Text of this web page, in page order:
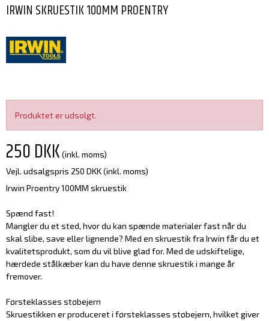
IRWIN SKRUESTIK 100MM PROENTRY
Produktet er udsolgt.
250 DKK (inkl. moms)
Vejl. udsalgspris 250 DKK(inkl. moms)
Irwin Proentry 100MM skruestik
Spænd fast!
Mangler du et sted, hvor du kan spænde materialer fast når du
skal slibe, save eller lignende? Med en skruestik fra Irwin får du et
kvalitetsprodukt, som du vil blive glad for. Med de udskiftelige,
hærdede stålkæber kan du have denne skruestik i mange år
fremover.
Førsteklasses støbejern
Skruestikken er produceret i førsteklasses støbejern, hvilket giver